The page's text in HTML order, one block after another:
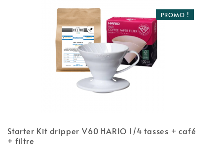
PROMO !
Starter Kit dripper V60 HARIO 1/4 tasses + café
+ filtre